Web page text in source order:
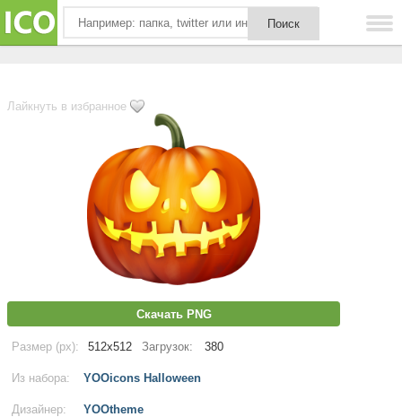
Лайкнуть в избранное
Скачать PNG
Размер (px): 512x512 Загрузок: 380
Из набора: YOOicons Halloween
Дизайнер: YOOtheme